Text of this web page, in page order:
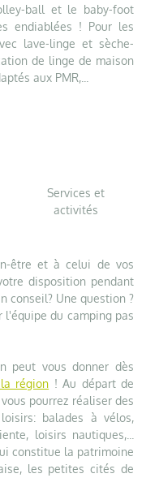
ball et le baby-foot
endiablées ! Pour les
lave-linge et sèche-
de linge de maison
aux PMR,...
Services et
activités
être et à celui de vos
disposition pendant
conseil? Une question ?
l'équipe du camping pas
peut vous donner dès
région ! Au départ de
pourrez réaliser des
balades à vélos,
loisirs nautiques,...
constitue la patrimoine
les petites cités de